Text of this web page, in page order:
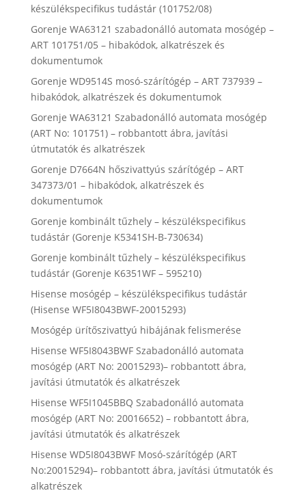
készülékspecifikus tudástár (101752/08)
Gorenje WA63121 szabadonálló automata mosógép –
ART 101751/05 – hibakódok, alkatrészek és
dokumentumok
Gorenje WD9514S mosó-szárítógép – ART 737939 –
hibakódok, alkatrészek és dokumentumok
Gorenje WA63121 Szabadonálló automata mosógép
(ART No: 101751) – robbantott ábra, javítási
útmutatók és alkatrészek
Gorenje D7664N hőszivattyús szárítógép – ART
347373/01 – hibakódok, alkatrészek és
dokumentumok
Gorenje kombinált tűzhely – készülékspecifikus
tudástár (Gorenje K5341SH-B-730634)
Gorenje kombinált tűzhely – készülékspecifikus
tudástár (Gorenje K6351WF – 595210)
Hisense mosógép – készülékspecifikus tudástár
(Hisense WF5I8043BWF-20015293)
Mosógép ürítőszivattyú hibájának felismerése
Hisense WF5I8043BWF Szabadonálló automata
mosógép (ART No: 20015293)– robbantott ábra,
javítási útmutatók és alkatrészek
Hisense WF5I1045BBQ Szabadonálló automata
mosógép (ART No: 20016652) – robbantott ábra,
javítási útmutatók és alkatrészek
Hisense WD5I8043BWF Mosó-szárítógép (ART
No:20015294)– robbantott ábra, javítási útmutatók és
alkatrészek